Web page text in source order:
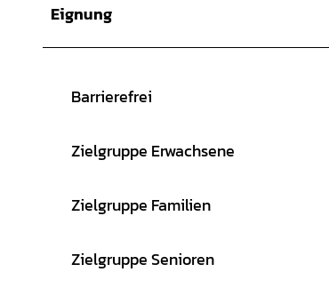
Eignung
Barrierefrei
Zielgruppe Erwachsene
Zielgruppe Familien
Zielgruppe Senioren